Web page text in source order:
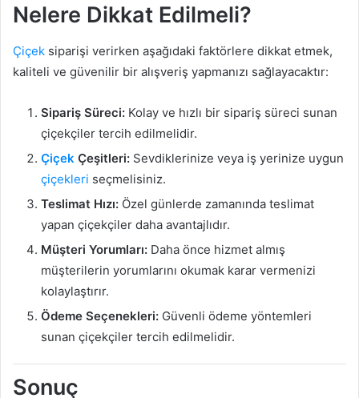
Nelere Dikkat Edilmeli?
Çiçek siparişi verirken aşağıdaki faktörlere dikkat etmek,
kaliteli ve güvenilir bir alışveriş yapmanızı sağlayacaktır:
Sipariş Süreci: Kolay ve hızlı bir sipariş süreci sunan
çiçekçiler tercih edilmelidir.
Çiçek Çeşitleri: Sevdiklerinize veya iş yerinize uygun
çiçekleri seçmelisiniz.
Teslimat Hızı: Özel günlerde zamanında teslimat
yapan çiçekçiler daha avantajlıdır.
Müşteri Yorumları: Daha önce hizmet almış
müşterilerin yorumlarını okumak karar vermenizi
kolaylaştırır.
Ödeme Seçenekleri: Güvenli ödeme yöntemleri
sunan çiçekçiler tercih edilmelidir.
Sonuç